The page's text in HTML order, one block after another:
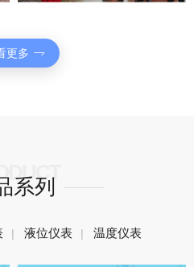
更多
系列
液位仪表 温度仪表